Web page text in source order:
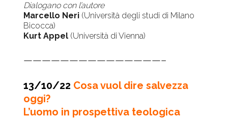
Dialogano con l’autore
Marcello Neri (Università degli studi di Milano
Bicocca)
Kurt Appel (Università di Vienna)
———————————————–
13/10/22 Cosa vuol dire salvezza
oggi?
L’uomo in prospettiva teologica